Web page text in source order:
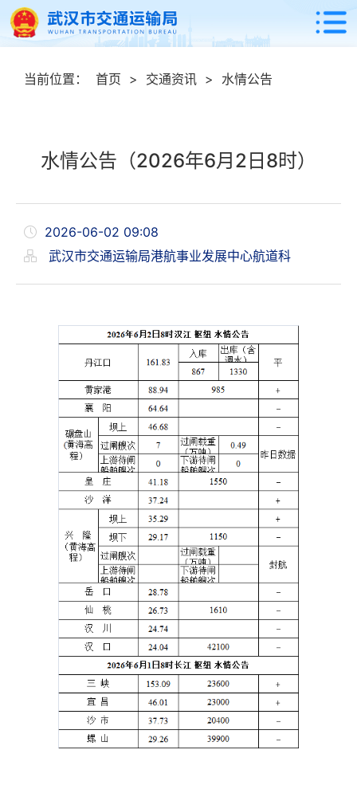
当前位置： 首页 > 交通资讯 > 水情公告
水情公告（2026年6月2日8时）
2026-06-02 09:08
武汉市交通运输局港航事业发展中心航道科